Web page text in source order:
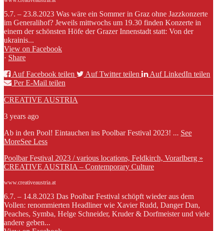
5.7. – 23.8.2023 Was wäre ein Sommer in Graz ohne Jazzkonzerte
im Generalihof? Jeweils mittwochs um 19.30 finden Konzerte in
einem der schönsten Höfe der Grazer Innenstadt statt: Von der
ukrainis...
View on Facebook
· Share
Auf Facebook teilen
Auf Twitter teilen
Auf LinkedIn teilen
Per E-Mail teilen
CREATIVE AUSTRIA
3 years ago
Ab in den Pool! Eintauchen ins Poolbar Festival 2023! ... See
MoreSee Less
Poolbar Festival 2023 / various locations, Feldkirch, Vorarlberg »
CREATIVE AUSTRIA – Contemporary Culture
www.creativeaustria.at
6.7. – 14.8.2023 Das Poolbar Festival schöpft wieder aus dem
Vollen: renommierten Headliner wie Xavier Rudd, Danger Dan,
Peaches, Symba, Helge Schneider, Kruder & Dorfmeister und viele
andere geben...